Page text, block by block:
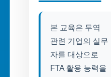
본 교육은 무역
관련 기업의 실무
자를 대상으로
FTA 활용 능력을